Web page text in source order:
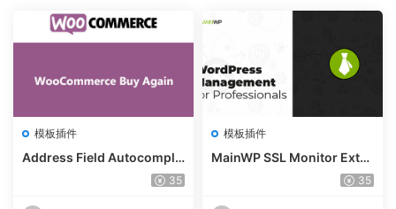
模板插件
Address Field Autocomple
te For WooCommerce v1.3.
35
模板插件
MainWP SSL Monitor Exte
35